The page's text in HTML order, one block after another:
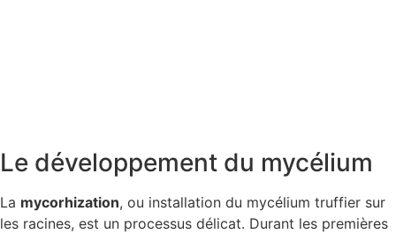
Le développement du mycélium
La mycorhization, ou installation du mycélium truffier sur
les racines, est un processus délicat. Durant les premières